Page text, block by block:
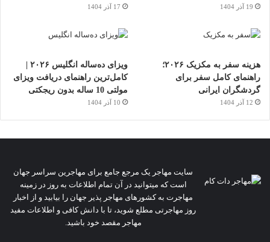
19 آذر 1404 17 آذر 1404
هزینه سفر به مکزیک ۲۰۲۶؛
راهنمای کامل سفر برای
گردشگران ایرانی
12 آذر 1404
کامل‌ترین راهنمای دریافت ویزای
مولتی 10 ساله بدون ریجکتی
10 آذر 1404
سایت مهاجر یک مرجع جامع برای مهاجرین سراسر جهان
است که میتوانید در آن تمام اطلاعات به روز در زمینه
مهاجرت به کشورهای مهاجر پذیر جهان را بیابید و از اخبار
روز مهاجرتی مطلع شوید، تا با دانش کافی و اطلاعات مفید
مهاجر مقصد خود باشید.